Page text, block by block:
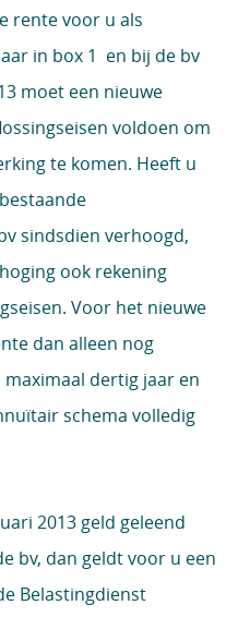
rente voor u als
in box 1 en bij de bv
moet een nieuwe
voldoen om
te komen. Heeft u
sindsdien verhoogd,
ook rekening
Voor het nieuwe
dan alleen nog
dertig jaar en
schema volledig
2013 geld geleend
bv, dan geldt voor u een
Belastingdienst